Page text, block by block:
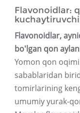
Flavonoidlar:
Flavonoidlar,
bo'lgan qon
Yomon qon
sabablaridan
tomirlarining
umumiy yurak-